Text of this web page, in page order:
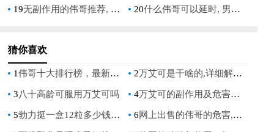
19无副作用的伟哥推荐, 安全有效的男性健康解决方案 20什么伟哥可以延时, 男性延时药物选择指南
猜你喜欢
1伟哥十大排行榜，最新权威榜单揭晓 2万艾可是干啥的,详细解析其作用与适用人群
3八十高龄可服用万艾可吗 4万艾可的副作用及危害全面解析与预防措施
5勃力挺一盒12粒多少钱？揭秘男性健康新选择 6网上出售的伟哥的危害,警惕副作用与假药风险,购买前必读指南